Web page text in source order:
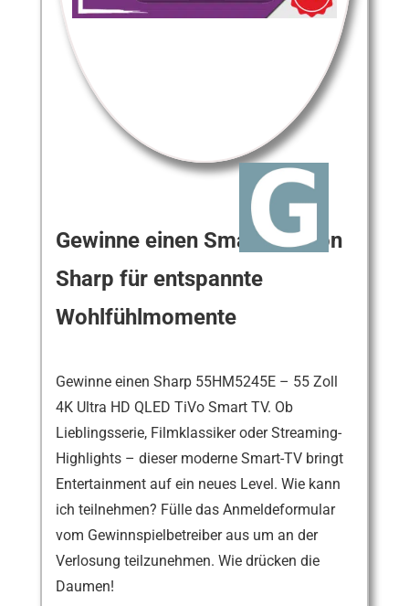
Gewinne einen Smart-TV von
Sharp für entspannte
Wohlfühlmomente
Gewinne einen Sharp 55HM5245E – 55 Zoll
4K Ultra HD QLED TiVo Smart TV. Ob
Lieblingsserie, Filmklassiker oder Streaming-
Highlights – dieser moderne Smart-TV bringt
Entertainment auf ein neues Level. Wie kann
ich teilnehmen? Fülle das Anmeldeformular
vom Gewinnspielbetreiber aus um an der
Verlosung teilzunehmen. Wie drücken die
Daumen!